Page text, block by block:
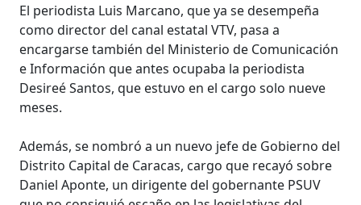
El periodista Luis Marcano, que ya se desempeña
como director del canal estatal VTV, pasa a
encargarse también del Ministerio de Comunicación
e Información que antes ocupaba la periodista
Desireé Santos, que estuvo en el cargo solo nueve
meses.
Además, se nombró a un nuevo jefe de Gobierno del
Distrito Capital de Caracas, cargo que recayó sobre
Daniel Aponte, un dirigente del gobernante PSUV